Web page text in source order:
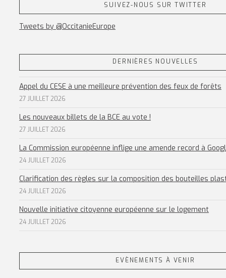
SUIVEZ-NOUS SUR TWITTER
Tweets by @OccitanieEurope
DERNIÈRES NOUVELLES
Appel du CESE à une meilleure prévention des feux de forêts
27 JUILLET 2026
Les nouveaux billets de la BCE au vote !
27 JUILLET 2026
La Commission européenne inflige une amende record à
24 JUILLET 2026
Clarification des règles sur la composition des bouteilles
24 JUILLET 2026
Nouvelle initiative citoyenne européenne sur le logement
24 JUILLET 2026
EVÈNEMENTS À VENIR